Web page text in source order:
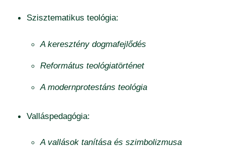
Szisztematikus teológia:
A keresztény dogmafejlődés
Református teológiatörténet
A modernprotestáns teológia
Valláspedagógia:
A vallások tanítása és szimbolizmusa